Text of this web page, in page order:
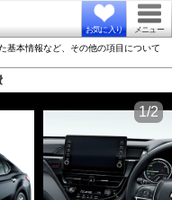
お気に入り メニュー
基本情報など、その他の項目について
1/2